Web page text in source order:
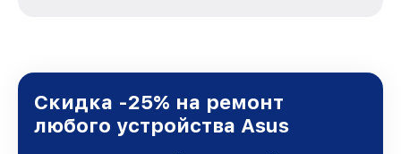
Ростове-на-Дону, постоянно повышая уровень
доверия и лояльности наших клиентов.
Скидка -25% на ремонт
любого устройства Asus